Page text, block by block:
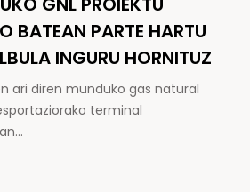
BATEAN PARTE HARTU
INGURU HORNITUZ
ari diren munduko gas natural
terminal